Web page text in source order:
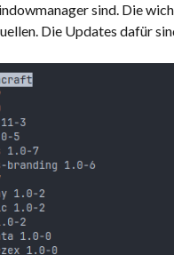
sind. Die
Die Updates dafür